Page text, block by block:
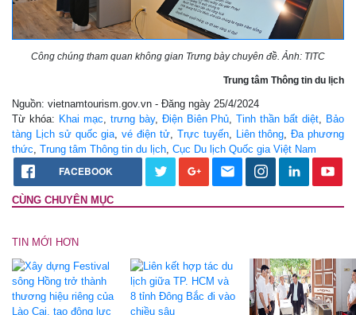
Công chúng tham quan không gian Trưng bày chuyên đề. Ảnh: TITC
Trung tâm Thông tin du lịch
Nguồn: vietnamtourism.gov.vn - Đăng ngày 25/4/2024
Từ khóa: Khai mạc trưng bày, Điện Biên Phủ ,Tinh thần bất diệt
Bảo
tàng Lịch sử quốc gia ,vé điện tử, Trực tuyến, Liên thông ,Đa phương
thức Trung tâm Thông tin du lịch Cục Du lịch Quốc gia Việt Nam
FACEBOOK
CÙNG CHUYÊN MỤC
TIN MỚI HƠN